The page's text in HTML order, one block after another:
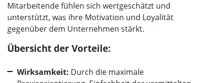
Mitarbeitende fühlen sich wertgeschätzt und
unterstützt, was ihre Motivation und Loyalität
gegenüber dem Unternehmen stärkt.
Übersicht der Vorteile:
Wirksamkeit: Durch die maximale